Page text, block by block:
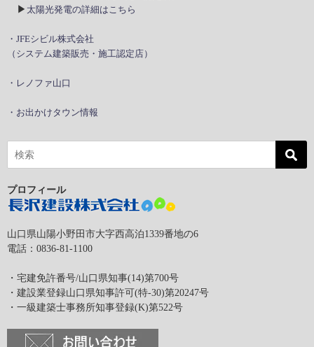
▶ 太陽光発電の詳細はこちら
・JFEシビル株式会社
（システム建築販売・施工認定店）
・レノファ山口
・お出かけタウン情報
プロフィール
山口県山陽小野田市大字西高泊1339番地の6
電話：0836-81-1100
・宅建免許番号/山口県知事(14)第700号
・建設業登録山口県知事許可(特-30)第20247号
・一級建築士事務所知事登録(K)第522号